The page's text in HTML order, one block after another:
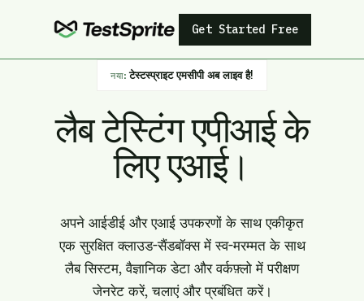
Get Started Free
नया:टेस्टस्प्राइट एमसीपी अब लाइव है!
लैब टेस्टिंग एपीआई के
लिए एआई।
अपने आईडीई और एआई उपकरणों के साथ एकीकृत
एक सुरक्षित क्लाउड-सैंडबॉक्स में स्व-मरम्मत के साथ
लैब सिस्टम, वैज्ञानिक डेटा और वर्कफ़्लो में परीक्षण
जेनरेट करें, चलाएं और प्रबंधित करें।